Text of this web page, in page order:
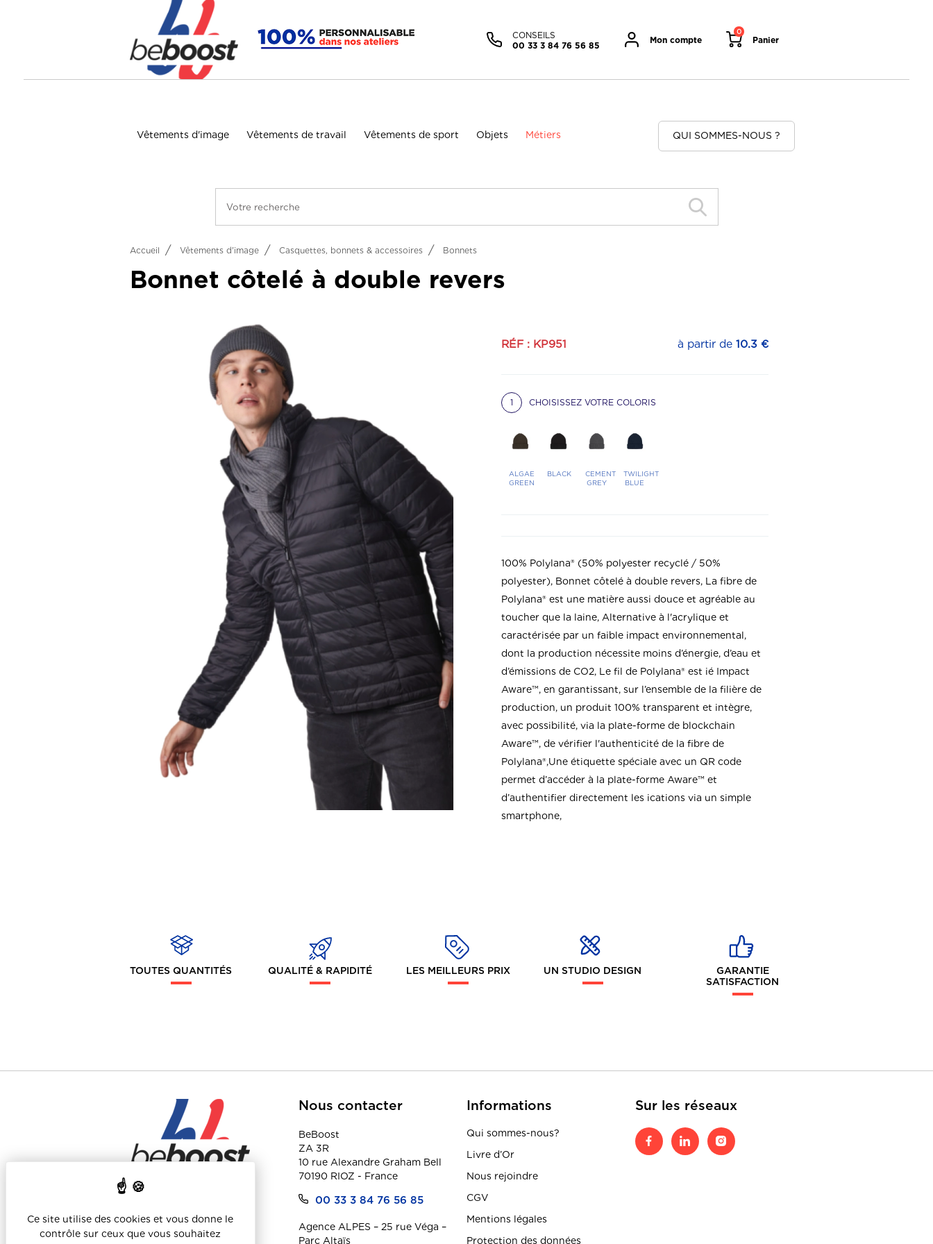
CONSEILS
00 33 3 84 76 56 85
Mon compte
0
Panier
Vêtements d'image Vêtements de travail Vêtements de sport Objets Métiers QUI SOMMES-NOUS ?
Accueil Vêtements d'image Casquettes, bonnets & accessoires Bonnets
Bonnet côtelé à double revers
RÉF : KP951 à partir de 10.3 €
1 CHOISISSEZ VOTRE COLORIS
ALGAE
GREEN
BLACK
CEMENT
GREY
TWILIGHT
BLUE
100% Polylana® (50% polyester recyclé / 50%
polyester), Bonnet côtelé à double revers, La fibre de
Polylana® est une matière aussi douce et agréable au
toucher que la laine, Alternative à l'acrylique et
caractérisée par un faible impact environnemental,
dont la production nécessite moins d’énergie, d’eau et
d’émissions de CO2, Le fil de Polylana® est ié Impact
Aware™, en garantissant, sur l’ensemble de la filière de
production, un produit 100% transparent et intègre,
avec possibilité, via la plate-forme de blockchain
Aware™, de vérifier l'authenticité de la fibre de
Polylana®,Une étiquette spéciale avec un QR code
permet d’accéder à la plate-forme Aware™ et
d’authentifier directement les ications via un simple
smartphone,
TOUTES QUANTITÉS QUALITÉ & RAPIDITÉ LES MEILLEURS PRIX UN STUDIO DESIGN
GARANTIE
SATISFACTION
Nous contacter
BeBoost
ZA 3R
10 rue Alexandre Graham Bell
70190 RIOZ - France
00 33 3 84 76 56 85
Agence ALPES – 25 rue Véga –
Parc Altaïs
Informations
Qui sommes-nous?
Livre d’Or
Nous rejoindre
CGV
Mentions légales
Protection des données
Sur les réseaux
Panneau de gestion des cookies
Ce site utilise des cookies et vous donne le
contrôle sur ceux que vous souhaitez